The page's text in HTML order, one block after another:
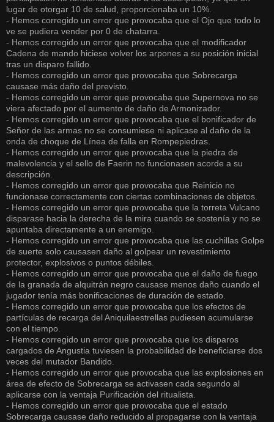
lugar de otorgar 10 de salud, proporcionaba un 10%.
- Hemos corregido un error que provocaba que el Ojo que todo lo
ve se pudiera vender por 0 de chatarra.
- Hemos corregido un error que provocaba que el modificador
Cadena de mando hiciese volver los arpones a su posición inicial
tras un disparo fallido.
- Hemos corregido un error que provocaba que Sobrecarga
causase más daño del previsto.
- Hemos corregido un error que provocaba que Supernova no se
viera afectado por el aumento de daño de Armonizador.
- Hemos corregido un error que provocaba que el bonificador de
Señor de las armas no se consumiese ni aplicase al daño de la
onda de choque de Línea de falla en Rompepiedras.
- Hemos corregido un error que provocaba que la piedra de
malevolencia y el sello de Faerin no funcionasen acorde a su
descripción.
- Hemos corregido un error que provocaba que Reinicio no
funcionase correctamente con ciertas combinaciones de objetos.
- Hemos corregido un error que provocaba que la torreta Vulcano
disparase hacia la derecha de la mira cuando se sostenía y no se
apuntaba directamente a un enemigo.
- Hemos corregido un error que provocaba que las cuchillas Golpe
de suerte solo causasen daño al golpear un revestimiento
protector, explosivos o puntos débiles.
- Hemos corregido un error que provocaba que el daño de fuego
de la granada de alquitrán negro causase menos daño cuando el
jugador tenía más bonificaciones de duración de estado.
- Hemos corregido un error que provocaba que los efectos de
partículas de recarga del Aniquilaestrellas pudiesen acumularse
con el tiempo.
- Hemos corregido un error que provocaba que los disparos
cargados de Angustia tuviesen la probabilidad de beneficiarse dos
veces del mutador Bandido.
- Hemos corregido un error que provocaba que las explosiones en
área de efecto de Sobrecarga se activasen cada segundo al
aplicarse con la ventaja Purificación del ritualista.
- Hemos corregido un error que provocaba que el estado
Sobrecarga causase daño reducido al propagarse con la ventaja